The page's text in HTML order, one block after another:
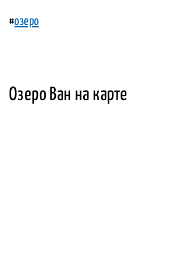
#озеро
Озеро Ван на карте